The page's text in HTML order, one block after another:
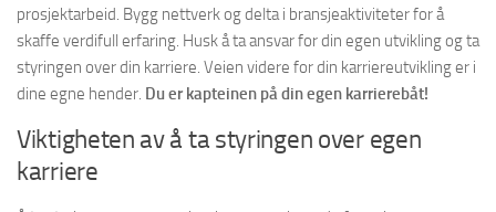
prosjektarbeid. Bygg nettverk og delta i bransjeaktiviteter for å
skaffe verdifull erfaring. Husk å ta ansvar for din egen utvikling og ta
styringen over din karriere. Veien videre for din karriereutvikling er i
dine egne hender. Du er kapteinen på din egen karrierebåt!
Viktigheten av å ta styringen over egen
karriere